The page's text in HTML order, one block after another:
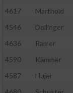
4617
Marthold
4546
Dollinger
4636
Ramer
4590
Kämmer
4587
Hujer